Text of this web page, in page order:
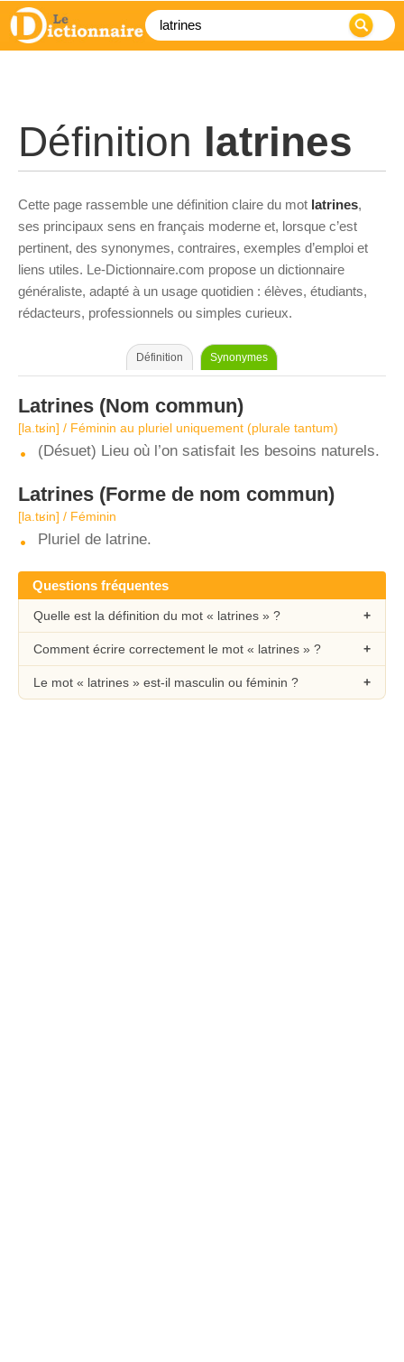
Définition latrines
Cette page rassemble une définition claire du mot latrines,
ses principaux sens en français moderne et, lorsque c’est
pertinent, des synonymes, contraires, exemples d’emploi et
liens utiles. Le-Dictionnaire.com propose un dictionnaire
généraliste, adapté à un usage quotidien : élèves, étudiants,
rédacteurs, professionnels ou simples curieux.
Définition Synonymes
Latrines (Nom commun)
[la.tʁin] / Féminin au pluriel uniquement (plurale tantum)
(Désuet) Lieu où l’on satisfait les besoins naturels.
Latrines (Forme de nom commun)
[la.tʁin] / Féminin
Pluriel de latrine.
Questions fréquentes
Quelle est la définition du mot « latrines » ?
Comment écrire correctement le mot « latrines » ?
Le mot « latrines » est-il masculin ou féminin ?